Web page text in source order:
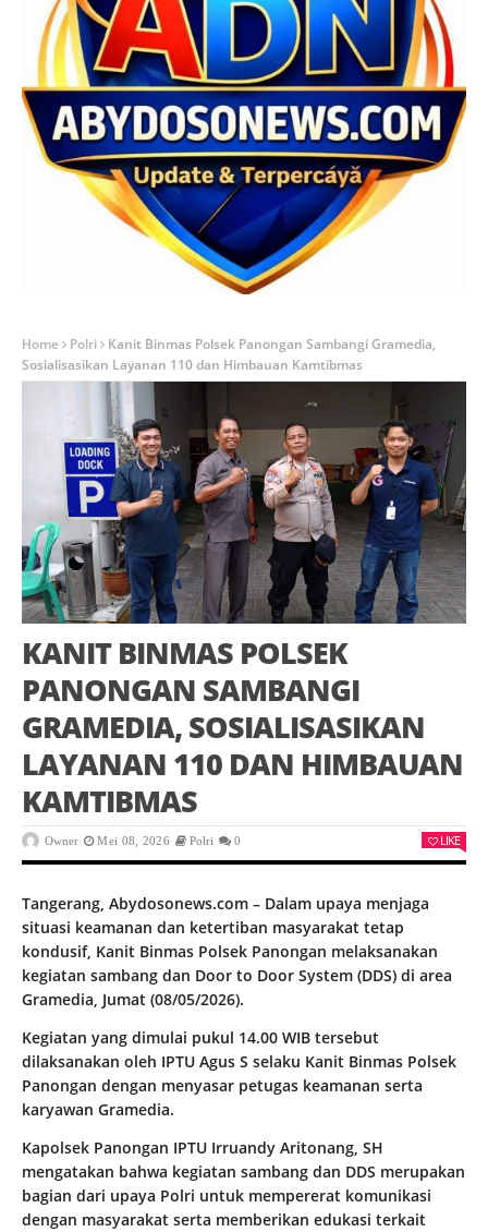
Home Polri
Kanit Binmas Polsek Panongan Sambangi Gramedia,
Sosialisasikan Layanan 110 dan Himbauan Kamtibmas
KANIT BINMAS POLSEK
PANONGAN SAMBANGI
GRAMEDIA, SOSIALISASIKAN
LAYANAN 110 DAN HIMBAUAN
KAMTIBMAS
Owner Mei 08, 2026 Polri 0 LIKE
Tangerang, Abydosonews.com – Dalam upaya menjaga
situasi keamanan dan ketertiban masyarakat tetap
kondusif, Kanit Binmas Polsek Panongan melaksanakan
kegiatan sambang dan Door to Door System (DDS) di area
Gramedia, Jumat (08/05/2026).
Kegiatan yang dimulai pukul 14.00 WIB tersebut
dilaksanakan oleh IPTU Agus S selaku Kanit Binmas Polsek
Panongan dengan menyasar petugas keamanan serta
karyawan Gramedia.
Kapolsek Panongan IPTU Irruandy Aritonang, SH
mengatakan bahwa kegiatan sambang dan DDS merupakan
bagian dari upaya Polri untuk mempererat komunikasi
dengan masyarakat serta memberikan edukasi terkait